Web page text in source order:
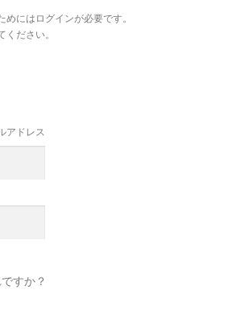
めにはログインが必要です。
ください。
アドレス
すか？